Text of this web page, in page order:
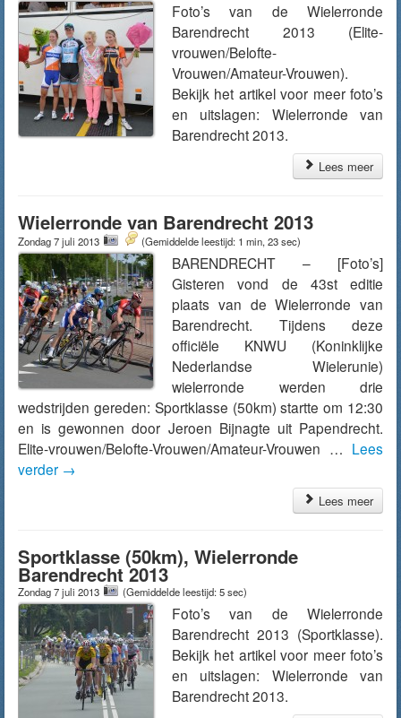
Foto’s van de Wielerronde
Barendrecht 2013 (Elite-
vrouwen/Belofte-
Vrouwen/Amateur-Vrouwen).
Bekijk het artikel voor meer foto’s
en uitslagen: Wielerronde van
Barendrecht 2013.
Lees meer
Wielerronde van Barendrecht 2013
Zondag 7 juli 2013 (Gemiddelde leestijd: 1 min, 23 sec)
BARENDRECHT – [Foto’s]
Gisteren vond de 43st editie
plaats van de Wielerronde van
Barendrecht. Tijdens deze
officiële KNWU (Koninklijke
Nederlandse Wielerunie)
wielerronde werden drie
wedstrijden gereden: Sportklasse (50km) startte om 12:30
en is gewonnen door Jeroen Bijnagte uit Papendrecht.
Elite-vrouwen/Belofte-Vrouwen/Amateur-Vrouwen … Lees
verder →
Lees meer
Sportklasse (50km), Wielerronde
Barendrecht 2013
Zondag 7 juli 2013 (Gemiddelde leestijd: 5 sec)
Foto’s van de Wielerronde
Barendrecht 2013 (Sportklasse).
Bekijk het artikel voor meer foto’s
en uitslagen: Wielerronde van
Barendrecht 2013.